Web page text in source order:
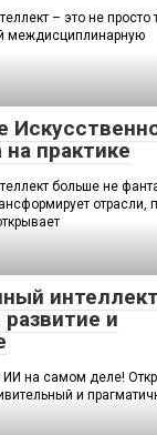
– это не просто
междисциплинарную
практике
больше не
отрасли,
и
ИИ на самом деле!
и